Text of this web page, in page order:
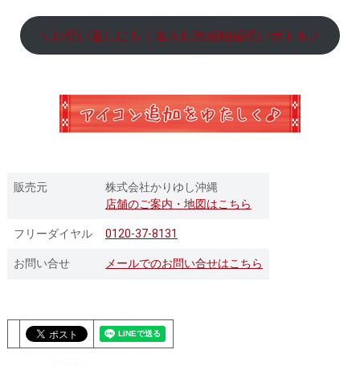
＼お祝い返しにも｜名入れ泡盛結婚祝いボトル／
販売元
株式会社かりゆし沖縄
店舗のご案内・地図はこちら
フリーダイヤル 0120-37-8131
お問い合せ メールでのお問い合せはこちら